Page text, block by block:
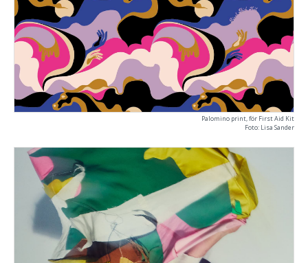
Palomino print, för First Aid Kit
Foto: Lisa Sander